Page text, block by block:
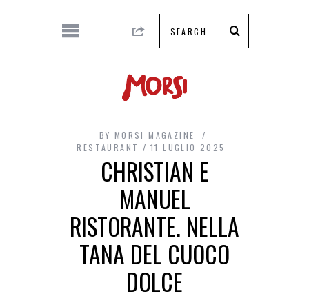
BY MORSI MAGAZINE
RESTAURANT
11 LUGLIO 2025
CHRISTIAN E
MANUEL
RISTORANTE. NELLA
TANA DEL CUOCO
DOLCE